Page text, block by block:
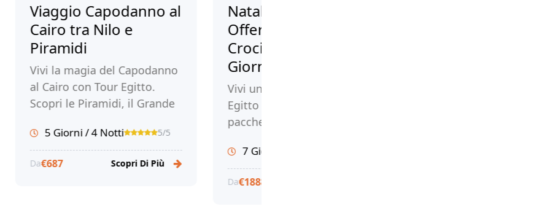
Viaggio Capodanno al
Cairo tra Nilo e
Piramidi
Vivi la magia del Capodanno
al Cairo con Tour Egitto.
Scopri le Piramidi, il Grande
in questo viaggio
indimenticabile. Prenota ora!
5 Giorni / 4 Notti 5/5
Scopri Di Più
Natale in Egitto
Offerta: Cairo e
Crociera Nilo in 7
Giorni
Vivi un magico Natale in
Egitto con il nostro
pacchetto Cairo e Crociera
e le città faraoniche di Luxor
e Assuan. Prenota ora per
una vacanza memorabile!
7 Giorni / 6 Notti
€1888